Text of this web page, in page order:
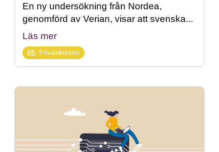
En ny undersökning från Nordea,
genomförd av Verian, visar att svenska...
Läs mer
Privatekonomi